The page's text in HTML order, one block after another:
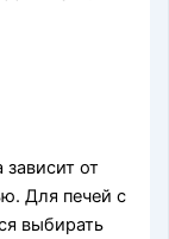
от
Для печей с
выбирать